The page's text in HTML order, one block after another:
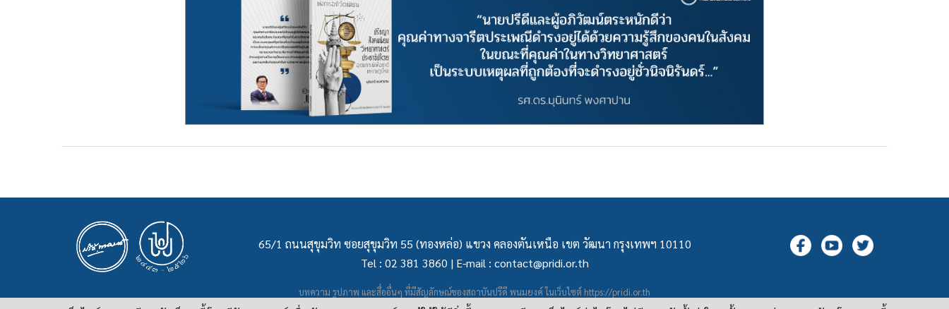
65/1 ถนนสุขุมวิท ซอยสุขุมวิท 55 (ทองหล่อ) แขวง คลองตันเหนือ เขต วัฒนา กรุงเทพฯ 10110
Tel : 02 381 3860 | E-mail : contact@pridi.or.th
บทความ รูปภาพ และสื่ออื่นๆ ที่มีสัญลักษณ์ของสถาบันปรีดี พนมยงค์ ในเว็บไซต์ https://pridi.or.th
เผยแพร่ภายใต้สัญญาอนุญาตครีเอทีฟคอมมอนส์แบบแสดงที่มา-ไม่ใช่เชิงพาณิชย์ 4.0 สากล